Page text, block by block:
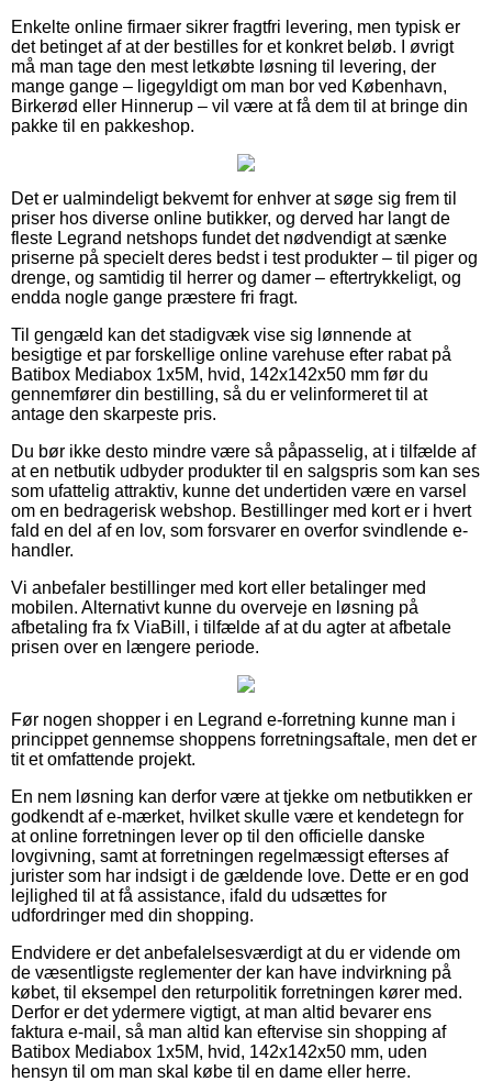
Enkelte online firmaer sikrer fragtfri levering, men typisk er
det betinget af at der bestilles for et konkret beløb. I øvrigt
må man tage den mest letkøbte løsning til levering, der
mange gange – ligegyldigt om man bor ved København,
Birkerød eller Hinnerup – vil være at få dem til at bringe din
pakke til en pakkeshop.
Det er ualmindeligt bekvemt for enhver at søge sig frem til
priser hos diverse online butikker, og derved har langt de
fleste Legrand netshops fundet det nødvendigt at sænke
priserne på specielt deres bedst i test produkter – til piger og
drenge, og samtidig til herrer og damer – eftertrykkeligt, og
endda nogle gange præstere fri fragt.
Til gengæld kan det stadigvæk vise sig lønnende at
besigtige et par forskellige online varehuse efter rabat på
Batibox Mediabox 1x5M, hvid, 142x142x50 mm før du
gennemfører din bestilling, så du er velinformeret til at
antage den skarpeste pris.
Du bør ikke desto mindre være så påpasselig, at i tilfælde af
at en netbutik udbyder produkter til en salgspris som kan ses
som ufattelig attraktiv, kunne det undertiden være en varsel
om en bedragerisk webshop. Bestillinger med kort er i hvert
fald en del af en lov, som forsvarer en overfor svindlende e-
handler.
Vi anbefaler bestillinger med kort eller betalinger med
mobilen. Alternativt kunne du overveje en løsning på
afbetaling fra fx ViaBill, i tilfælde af at du agter at afbetale
prisen over en længere periode.
Før nogen shopper i en Legrand e-forretning kunne man i
princippet gennemse shoppens forretningsaftale, men det er
tit et omfattende projekt.
En nem løsning kan derfor være at tjekke om netbutikken er
godkendt af e-mærket, hvilket skulle være et kendetegn for
at online forretningen lever op til den officielle danske
lovgivning, samt at forretningen regelmæssigt efterses af
jurister som har indsigt i de gældende love. Dette er en god
lejlighed til at få assistance, ifald du udsættes for
udfordringer med din shopping.
Endvidere er det anbefalelsesværdigt at du er vidende om
de væsentligste reglementer der kan have indvirkning på
købet, til eksempel den returpolitik forretningen kører med.
Derfor er det ydermere vigtigt, at man altid bevarer ens
faktura e-mail, så man altid kan eftervise sin shopping af
Batibox Mediabox 1x5M, hvid, 142x142x50 mm, uden
hensyn til om man skal købe til en dame eller herre.